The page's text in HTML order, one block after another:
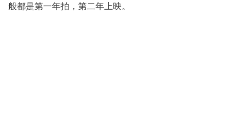
般都是第一年拍，第二年上映。